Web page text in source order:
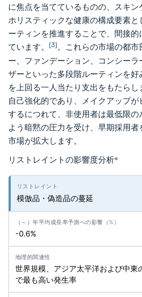
に焦点を当てているものの、スキ
ホリスティックな健康の構成要素
ーティンを推進することで、間接的
ています。 [3]。これらの市場の都
ー、ファンデーション、コンシー
ザーといった多段階ルーティンを
を上回る一人当たり支出をもたら
自己強化的であり、メイクアップ
するにつれて、非使用者は最低限の
よう暗黙の圧力を受け、早期採用
市場が拡大します。
リストレイントの影響度分析*
模倣品・偽造品の蔓延
-0.6%
世界規模、アジア太平洋および中東
で最も高い発生率